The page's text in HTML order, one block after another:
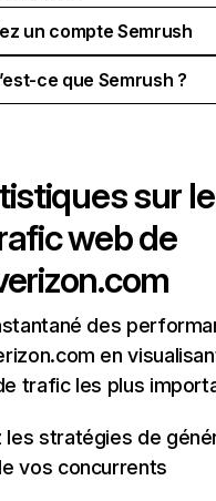
un compte Semrush
ce que Semrush ?
sur le
web de
des
en
trafic les plus
les stratégies de
vos concurrents